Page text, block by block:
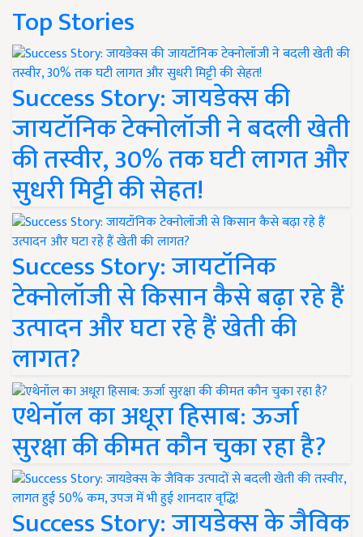
Top Stories
Success Story: जायडेक्स की
जायटॉनिक टेक्नोलॉजी ने बदली खेती
की तस्वीर, 30% तक घटी लागत और
सुधरी मिट्टी की सेहत!
Success Story: जायटॉनिक
टेक्नोलॉजी से किसान कैसे बढ़ा रहे हैं
उत्पादन और घटा रहे हैं खेती की
लागत?
एथेनॉल का अधूरा हिसाब: ऊर्जा
सुरक्षा की कीमत कौन चुका रहा है?
Success Story: जायडेक्स के जैविक